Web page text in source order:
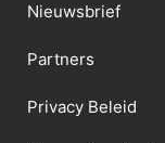
Nieuwsbrief
Partners
Privacy Beleid